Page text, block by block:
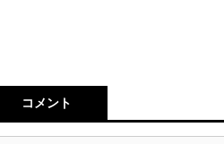
コメント